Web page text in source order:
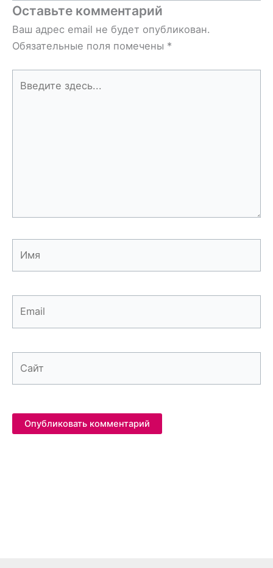
Оставьте комментарий
Ваш адрес email не будет опубликован.
Обязательные поля помечены *
здесь...